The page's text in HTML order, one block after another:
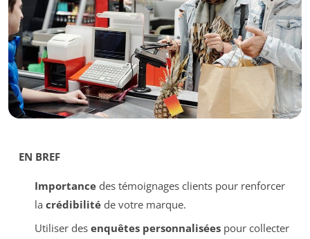
EN BREF
Importancedes témoignages clients pour renforcer
la crédibilitéde votre marque.
Utiliser des enquêtes personnaliséespour collecter